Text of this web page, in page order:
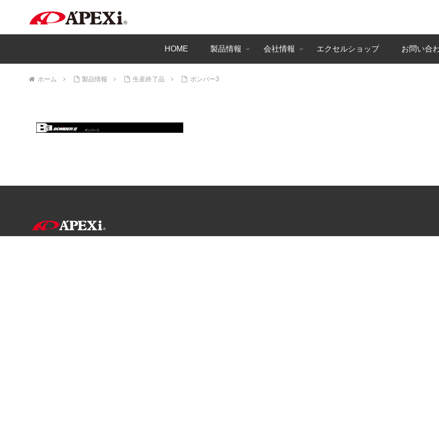
HOME 製品情報 会社情報 エクセルショップ お問い合
ホーム 製品情報 生産終了品 ボンバー3